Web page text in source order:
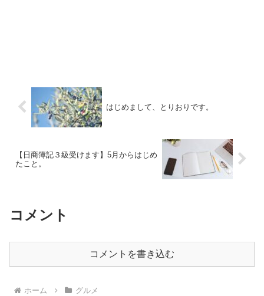
はじめまして、とりおりです。
【日商簿記３級受けます】5月からはじめ
たこと。
コメント
コメントを書き込む
ホーム グルメ